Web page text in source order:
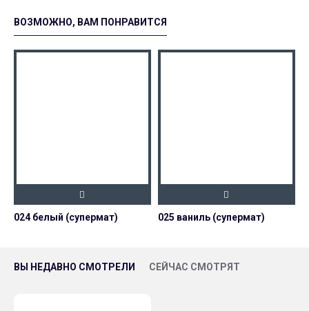
ВОЗМОЖНО, ВАМ ПОНРАВИТСЯ
024 белый (супермат) 025 ваниль (супермат)
ВЫ НЕДАВНО СМОТРЕЛИ СЕЙЧАС СМОТРЯТ